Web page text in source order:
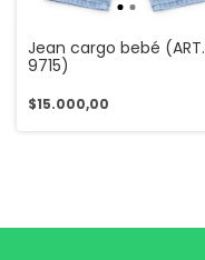
Jean cargo bebé (ART.
9715)
$15.000,00